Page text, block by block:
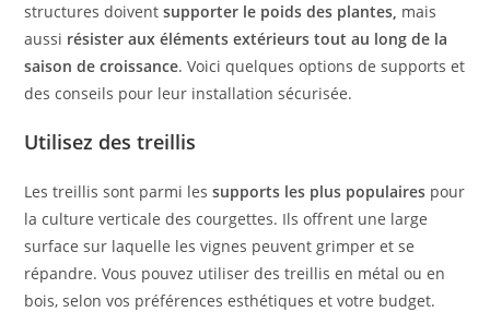
structures doiventsupporter le poids des plantes, mais
aussi résister aux éléments extérieurs tout au long de la
saison de croissance. Voici quelques options de supports et
des conseils pour leur installation sécurisée.
Utilisez des treillis
Les treillis sont parmi lessupports les plus populaires pour
la culture verticale des courgettes. Ils offrent une large
surface sur laquelle les vignes peuvent grimper et se
répandre. Vous pouvez utiliser des treillis en métal ou en
bois, selon vos préférences esthétiques et votre budget.